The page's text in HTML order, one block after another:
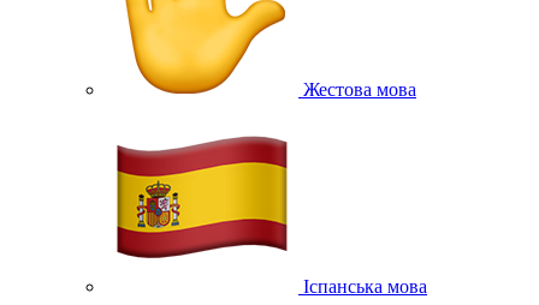
Жестова мова
Іспанська мова